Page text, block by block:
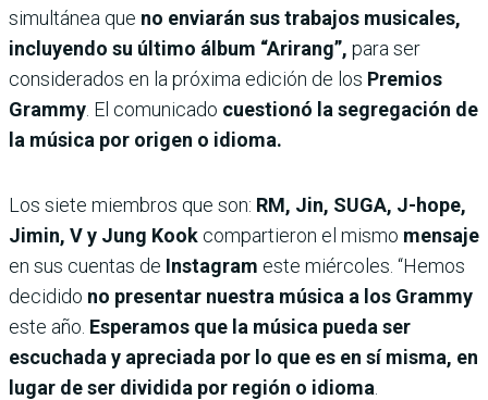
simultánea que no enviarán sus trabajos musicales,
incluyendo su último álbum “Arirang”, para ser
considerados en la próxima edición de los Premios
Grammy . El comunicado cuestionó la segregación de
la música por origen o idioma.
Los siete miembros que son: RM, Jin, SUGA, J-hope,
Jimin, V y Jung Kook compartieron el mismo mensaje
en sus cuentas de Instagram este miércoles. “Hemos
decidido no presentar nuestra música a los Grammy
este año. Esperamos que la música pueda ser
escuchada y apreciada por lo que es en sí misma, en
lugar de ser dividida por región o idioma